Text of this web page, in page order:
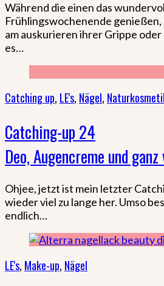
Während die einen das
Frühlingswochenende genießen,
am auskurieren ihrer Grippe
es…
Catching up, LE's, Nägel,
Catching-up 24
Deo, Augencreme und
Ohjee, jetzt ist mein letzter
wieder viel zu lange her. Umso
endlich…
LE's, Make-up, Nägel